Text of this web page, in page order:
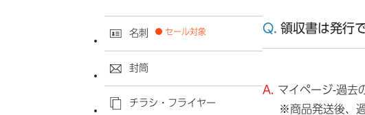
名刺 セール対象
封筒
チラシ・フライヤー
領収書は発行
マイページ-過去
※商品発送後、